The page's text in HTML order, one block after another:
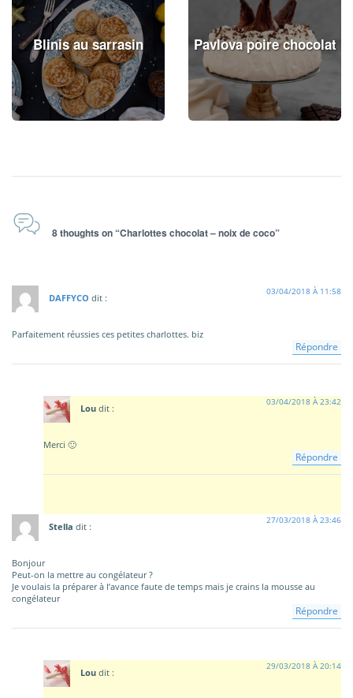
Blinis au sarrasin Pavlova poire chocolat
8 thoughts on “Charlottes chocolat – noix de coco”
DAFFYCO dit :
03/04/2018 À 11:58
Parfaitement réussies ces petites charlottes. biz
Répondre
Lou dit :
03/04/2018 À 23:42
Merci 🙂
Répondre
Stella dit :
27/03/2018 À 23:46
Bonjour
Peut-on la mettre au congélateur ?
Je voulais la préparer à l’avance faute de temps mais je crains la mousse au
congélateur
Répondre
Lou dit :
29/03/2018 À 20:14